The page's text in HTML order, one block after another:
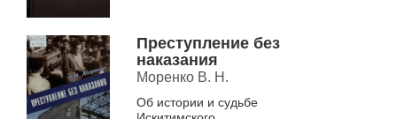
Преступление без
наказания
Моренко В. Н.
Об истории и судьбе